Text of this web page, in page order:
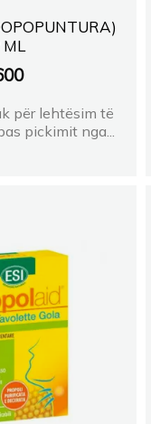
ML
për lehtësim të
pickimit nga...